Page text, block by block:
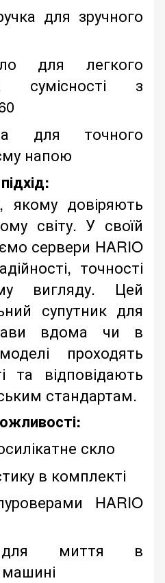
для зручного
для легкого
сумісності з
для точного
напою
якому довіряють
світу. У своїй
сервери HARIO
точності
вигляду. Цей
супутник для
вдома чи в
проходять
та відповідають
стандартам.
скло
в комплекті
HARIO
для миття в